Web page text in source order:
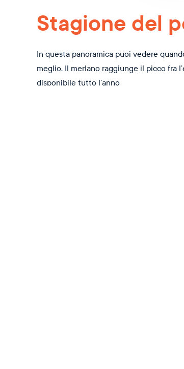
Stagione del
In questa panoramica puoi vedere
meglio. Il merlano raggiunge il picco fra
disponibile tutto l’anno